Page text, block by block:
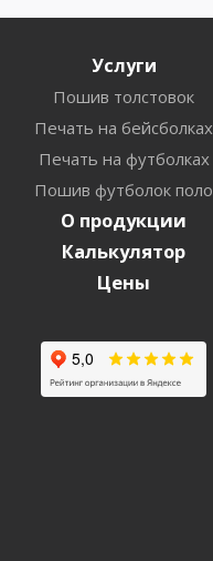
Услуги
Пошив толстовок
Печать на бейсболках
Печать на футболках
Пошив футболок поло
О продукции
Калькулятор
Цены